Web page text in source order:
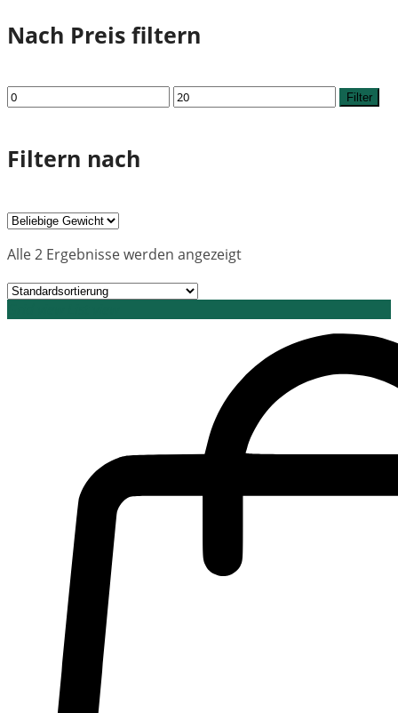
Nach Preis filtern
Min.
Preis
Max.
Preis
Filter
Filtern nach
Alle 2 Ergebnisse werden angezeigt